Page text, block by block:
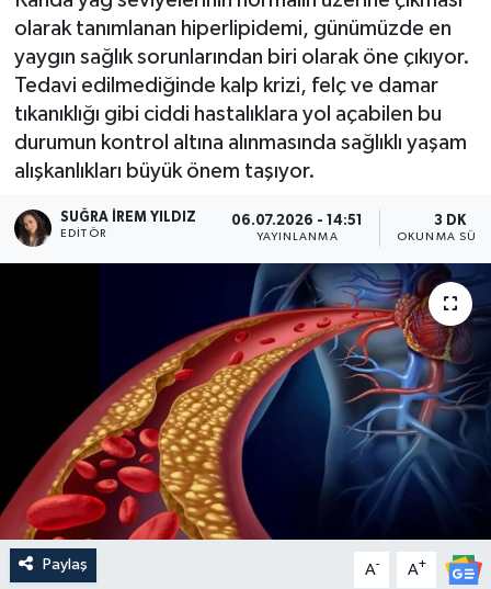
olarak tanımlanan hiperlipidemi, günümüzde en
yaygın sağlık sorunlarından biri olarak öne çıkıyor.
Tedavi edilmediğinde kalp krizi, felç ve damar
tıkanıklığı gibi ciddi hastalıklara yol açabilen bu
durumun kontrol altına alınmasında sağlıklı yaşam
alışkanlıkları büyük önem taşıyor.
SUĞRA İREM YILDIZ
EDITÖR
06.07.2026 - 14:51
YAYINLANMA
3 DK
OKUNMA
Paylaş A- A+